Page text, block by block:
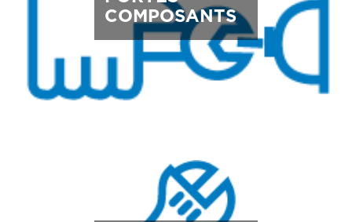
COMPOSANTS